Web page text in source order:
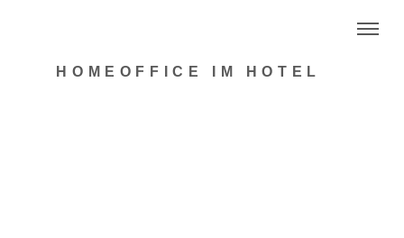
HOMEOFFICE IM HOTEL